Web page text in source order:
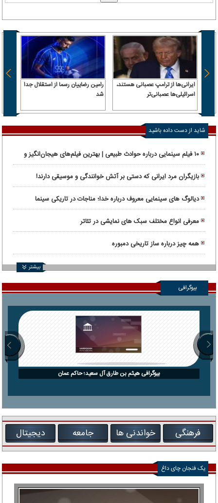
ایرانی‌ها از ترامپ عصبانی هستند،
اسرائیلی‌ها عصبانی‌تر
رامین رضاییان رسما از استقلال جدا
شد
شاید از دست داده باشید
۱۰ فیلم سینمایی درباره حوادث طبیعی | بهترین فیلم‌های هیجان‌انگیز و
واقعی
بازیگران مرد ایرانی که دستی بر آتش خوانندگی و موسیقی دارند!
دیالوگ های سینمایی معروف درباره خدا؛ مناجات در تاریکی سینما
معرفی انواع مختلف سبک های نمایشی در تئاتر
همه چیز درباره ساز تاریخی دمبوره
بیشتر
بیوگرافی
بیوگرافی هیثم بن طارق آل سعید؛ حاکم عمان
فرهنگی خواندنی ها جامعه دیجیتال
یک فنجان چای داغ